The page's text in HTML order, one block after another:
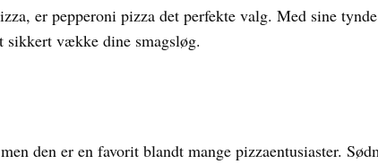
er pepperoni pizza det perfekte valg. Med sine
sikkert vække dine smagsløg.
den er en favorit blandt mange pizzaentusiaster.